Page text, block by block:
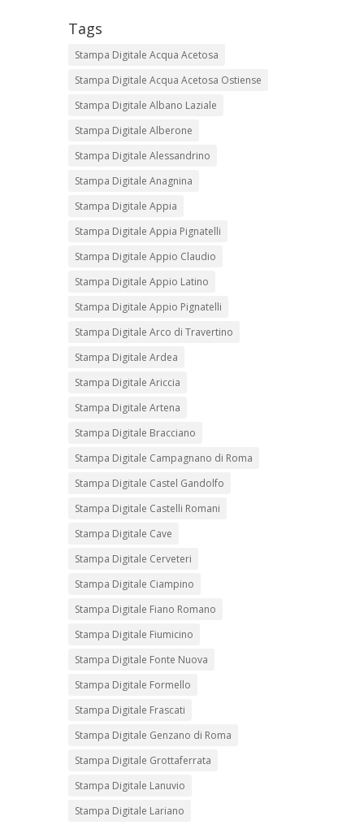
Tags
Stampa Digitale Acqua Acetosa
Stampa Digitale Acqua Acetosa Ostiense
Stampa Digitale Albano Laziale
Stampa Digitale Alberone
Stampa Digitale Alessandrino
Stampa Digitale Anagnina
Stampa Digitale Appia
Stampa Digitale Appia Pignatelli
Stampa Digitale Appio Claudio
Stampa Digitale Appio Latino
Stampa Digitale Appio Pignatelli
Stampa Digitale Arco di Travertino
Stampa Digitale Ardea
Stampa Digitale Ariccia
Stampa Digitale Artena
Stampa Digitale Bracciano
Stampa Digitale Campagnano di Roma
Stampa Digitale Castel Gandolfo
Stampa Digitale Castelli Romani
Stampa Digitale Cave
Stampa Digitale Cerveteri
Stampa Digitale Ciampino
Stampa Digitale Fiano Romano
Stampa Digitale Fiumicino
Stampa Digitale Fonte Nuova
Stampa Digitale Formello
Stampa Digitale Frascati
Stampa Digitale Genzano di Roma
Stampa Digitale Grottaferrata
Stampa Digitale Lanuvio
Stampa Digitale Lariano